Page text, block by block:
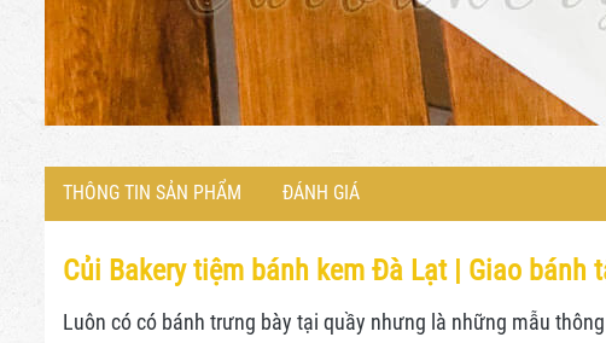
THÔNG TIN SẢN PHẨM ĐÁNH GIÁ
Củi Bakery tiệm bánh kem Đà Lạt | Giao bánh
Luôn có có bánh trưng bày tại quầy nhưng là những mẫu